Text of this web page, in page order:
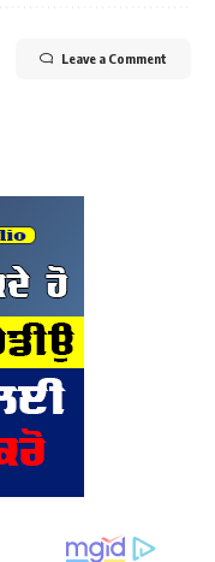
Leave a Comment